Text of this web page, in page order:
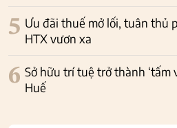
5 Ưu đãi thuế mở lối, tuân thủ
HTX vươn xa
6 Sở hữu trí tuệ trở thành ‘tấm
Huế